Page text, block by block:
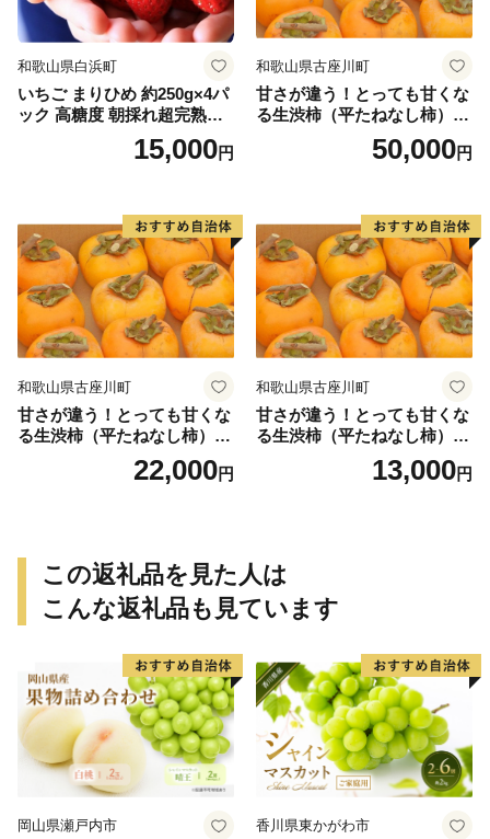
和歌山県白浜町
いちご まりひめ 約250g×4パ
ック 高糖度 朝採れ超完熟ま
りひめ 1月以降発送分
15,000円
和歌山県古座川町
甘さが違う！とっても甘くな
る生渋柿（平たねなし柿）吊
ップ付約14.5～15kg 約60～
rt015B】
50,000円
和歌山県古座川町
甘さが違う！とっても甘くな
る生渋柿（平たねなし柿）吊
ップ付約4.5～5kg 約24～30
22,000円
和歌山県古座川町
甘さが違う！とっても甘くな
る生渋柿（平たねなし柿）吊
ップ付付約1.5～2kg 約6～1
13,000円
この返礼品を見た人は
こんな返礼品も見ています
岡山県瀬戸内市 香川県東かがわ市